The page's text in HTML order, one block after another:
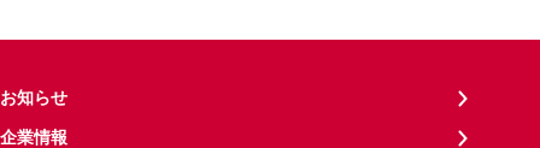
お知らせ
企業情報